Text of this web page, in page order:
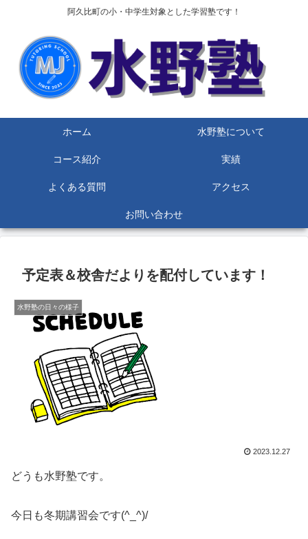
阿久比町の小・中学生対象とした学習塾です！
ホーム 水野塾について
コース紹介 実績
よくある質問 アクセス
お問い合わせ
予定表＆校舎だよりを配付しています！
水野塾の日々の様子
2023.12.27
どうも水野塾です。
今日も冬期講習会です(^_^)/